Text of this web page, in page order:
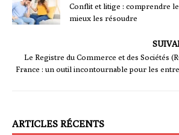
Conflit et litige : comprendre
mieux les résoudre
Le Registre du Commerce et des Sociétés
France : un outil incontournable pour les
ARTICLES RÉCENTS